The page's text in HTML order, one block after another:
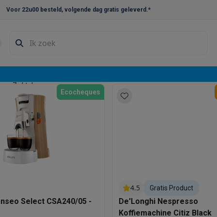
Voor 22u00 besteld, volgende dag gratis geleverd.*
koelkastenAmerikaanse koelkastenWijnkoelkasten
koelkastenInbouw diepvriezers Inbouw wijnkoelkasten
Gas kookplaten
Gasfornuizen
Yoghurtmachines
monsieur machines Accessoires
7 oktober
Ecocheques
Select CSA240/05 -
4.5 Gratis Product
De'Longhi Nespresso
Koffiemachine Citiz Black